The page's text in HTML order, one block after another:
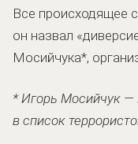
Все происходящее
он назвал
Мосийчука*,
* Игорь Мосийчук —
в список